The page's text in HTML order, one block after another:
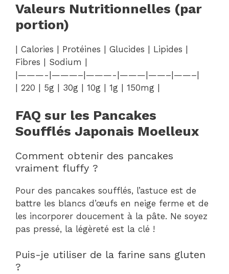
Valeurs Nutritionnelles (par
portion)
| Calories | Protéines | Glucides | Lipides |
Fibres | Sodium |
|———-|———–|———-|———|——–|——–|
| 220 | 5g | 30g | 10g | 1g | 150mg |
FAQ sur les Pancakes
Soufflés Japonais Moelleux
Comment obtenir des pancakes
vraiment fluffy ?
Pour des pancakes soufflés, l’astuce est de
battre les blancs d’œufs en neige ferme et de
les incorporer doucement à la pâte. Ne soyez
pas pressé, la légèreté est la clé !
Puis-je utiliser de la farine sans gluten
?